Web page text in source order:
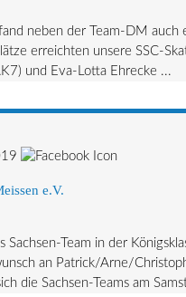
neben der Team-DM auch
erreichten unsere SSC-
und Eva-Lotta Ehrecke ...
e.V.
Sachsen-Team in der
an Patrick/Arne/
die Sachsen-Teams am